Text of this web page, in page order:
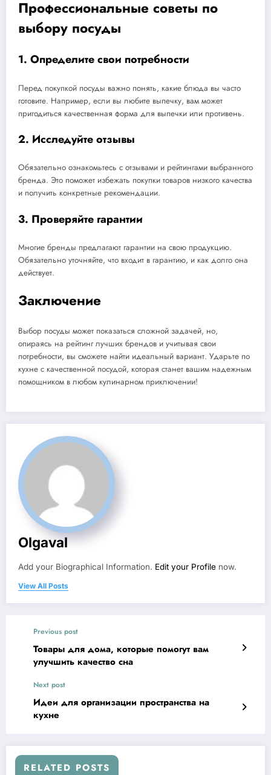
Профессиональные советы по
выбору посуды
1. Определите свои потребности
Перед покупкой посуды важно понять, какие блюда вы часто
готовите. Например, если вы любите выпечку, вам может
пригодиться качественная форма для выпечки или противень.
2. Исследуйте отзывы
Обязательно ознакомьтесь с отзывами и рейтингами выбранного
бренда. Это поможет избежать покупки товаров низкого качества
и получить конкретные рекомендации.
3. Проверяйте гарантии
Многие бренды предлагают гарантии на свою продукцию.
Обязательно уточняйте, что входит в гарантию, и как долго она
действует.
Заключение
Выбор посуды может показаться сложной задачей, но,
опираясь на рейтинг лучших брендов и учитывая свои
потребности, вы сможете найти идеальный вариант. Ударьте по
кухне с качественной посудой, которая станет вашим надежным
помощником в любом кулинарном приключении!
Olgaval
Add your Biographical Information. Edit your Profile now.
View All Posts
Previous post
Товары для дома, которые помогут вам
улучшить качество сна
Next post
Идеи для организации пространства на
кухне
RELATED POSTS